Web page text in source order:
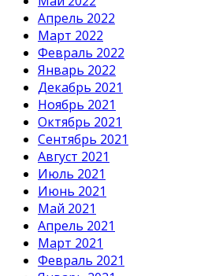
Апрель 2022
Март 2022
Февраль 2022
Январь 2022
Декабрь 2021
Ноябрь 2021
Октябрь 2021
Сентябрь 2021
Август 2021
Июль 2021
Июнь 2021
Май 2021
Апрель 2021
Март 2021
Февраль 2021